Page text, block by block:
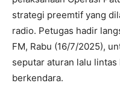
strategi preemtif yang
radio. Petugas hadir
FM, Rabu (16/7/2025),
seputar aturan lalu
berkendara.